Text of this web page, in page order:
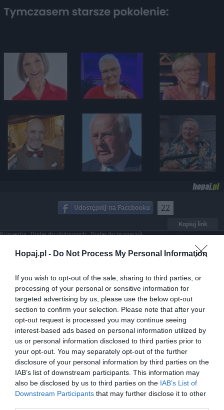
Hopaj.pl - Do Not Process My Personal Information
If you wish to opt-out of the sale, sharing to third parties, or
processing of your personal or sensitive information for
targeted advertising by us, please use the below opt-out
section to confirm your selection. Please note that after your
opt-out request is processed you may continue seeing
interest-based ads based on personal information utilized by
us or personal information disclosed to third parties prior to
your opt-out. You may separately opt-out of the further
disclosure of your personal information by third parties on the
IAB’s list of downstream participants. This information may
also be disclosed by us to third parties on the IAB’s List of
Downstream Participants that may further disclose it to other
22
Kopiuj link
Komentuj Dodaj do ulubionych Dodaj do przyjaciół
Znane mordy